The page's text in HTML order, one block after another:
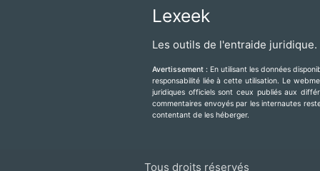
Lexeek
Les outils de l'entraide juridique.
Avertissement : En utilisant les données
responsabilité liée à cette utilisation. Le
juridiques officiels sont ceux publiés aux
commentaires envoyés par les internautes
contentant de les héberger.
Tous droits réservés